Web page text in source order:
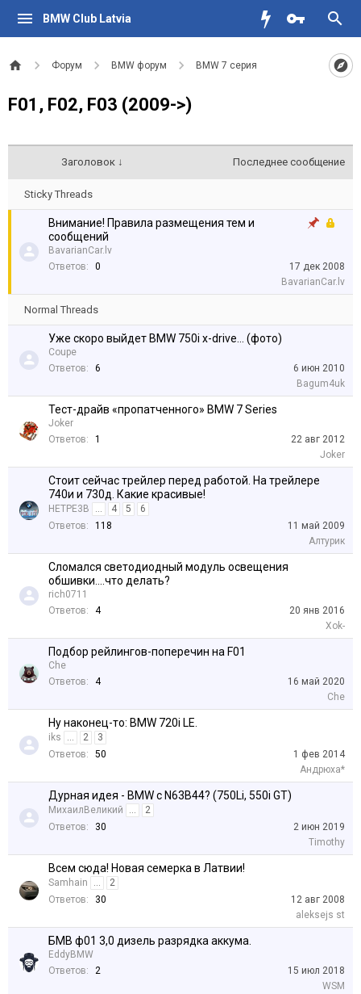
BMW Club Latvia
Форум BMW форум BMW 7 серия
F01, F02, F03 (2009->)
Заголовок ↓ Последнее сообщение
Sticky Threads
Внимание! Правила размещения тем и
сообщений
BavarianCar.lv
Ответов:
0
17 дек 2008
BavarianCar.lv
Normal Threads
Уже скоро выйдет BMW 750i x-drive... (фото)
Coupe
Ответов:
6
6 июн 2010
Bagum4uk
Тест-драйв «пропатченного» BMW 7 Series
Joker
Ответов:
1
22 авг 2012
Joker
Стоит сейчас трейлер перед работой. На трейлере
740и и 730д. Какие красивые!
HETPE3B ... 4 5
6
Ответов:
118
11 май 2009
Алтурик
Сломался светодиодный модуль освещения
обшивки....что делать?
rich0711
Ответов:
4
20 янв 2016
Xok-
Подбор рейлингов-поперечин на F01
Che
Ответов:
4
16 май 2020
Che
Ну наконец-то: BMW 720i LE.
iks ... 2
3
Ответов:
50
1 фев 2014
Андрюха*
Дурная идея - BMW c N63B44? (750Li, 550i GT)
МихаилВеликий ...
2
Ответов:
30
2 июн 2019
Timothy
Всем сюда! Новая семерка в Латвии!
Samhain ...
2
Ответов:
30
12 авг 2008
aleksejs st
БМВ ф01 3,0 дизель разрядка аккума.
EddyBMW
Ответов:
2
15 июл 2018
WSM